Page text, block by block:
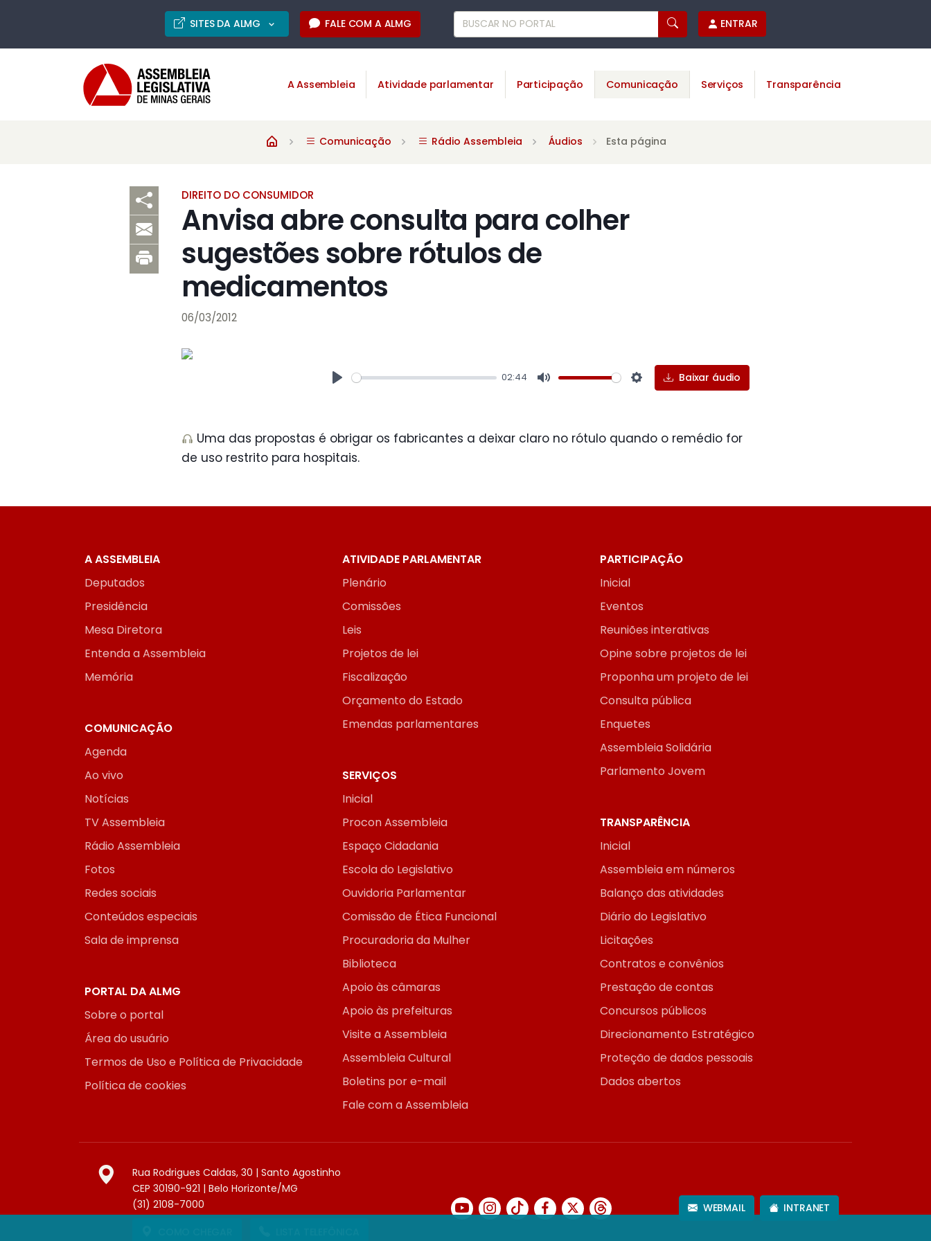
SITES DA ALMG FALE COM A ALMG ENTRAR
A Assembleia Atividade parlamentar Participação Comunicação Serviços Transparência
Comunicação Rádio Assembleia Áudios Esta página
DIREITO DO CONSUMIDOR
Anvisa abre consulta para colher
sugestões sobre rótulos de
medicamentos
06/03/2012
02:44
Settings
Baixar áudio
Uma das propostas é obrigar os fabricantes a deixar claro no rótulo quando o remédio for
de uso restrito para hospitais.
A ASSEMBLEIA
Deputados
Presidência
Mesa Diretora
Entenda a Assembleia
Memória
ATIVIDADE PARLAMENTAR
Plenário
Comissões
Leis
Projetos de lei
Fiscalização
Orçamento do Estado
Emendas parlamentares
PARTICIPAÇÃO
Inicial
Eventos
Reuniões interativas
Opine sobre projetos de lei
Proponha um projeto de lei
Consulta pública
Enquetes
Assembleia Solidária
Parlamento Jovem
COMUNICAÇÃO
Agenda
Ao vivo
Notícias
TV Assembleia
Rádio Assembleia
Fotos
Redes sociais
Conteúdos especiais
Sala de imprensa
SERVIÇOS
Inicial
Procon Assembleia
Espaço Cidadania
Escola do Legislativo
Ouvidoria Parlamentar
Comissão de Ética Funcional
Procuradoria da Mulher
Biblioteca
Apoio às câmaras
Apoio às prefeituras
Visite a Assembleia
Assembleia Cultural
Boletins por e-mail
Fale com a Assembleia
TRANSPARÊNCIA
Inicial
Assembleia em números
Balanço das atividades
Diário do Legislativo
Licitações
Contratos e convênios
Prestação de contas
Concursos públicos
Direcionamento Estratégico
Proteção de dados pessoais
Dados abertos
PORTAL DA ALMG
Sobre o portal
Área do usuário
Termos de Uso e Política de Privacidade
Política de cookies
Rua Rodrigues Caldas, 30 | Santo Agostinho
CEP 30190-921 | Belo Horizonte/MG
(31) 2108-7000
WEBMAIL INTRANET